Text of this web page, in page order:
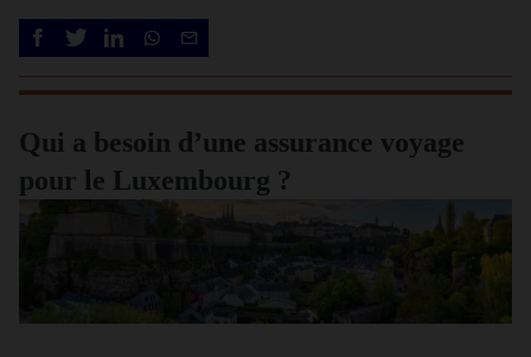
Qui a besoin d’une assurance voyage
pour le Luxembourg ?